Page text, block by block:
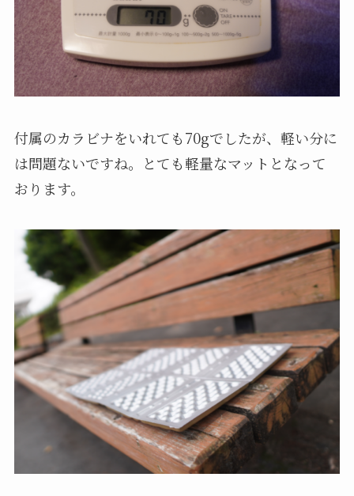
付属のカラビナをいれても70gでしたが、軽い分に
は問題ないですね。とても軽量なマットとなって
おります。